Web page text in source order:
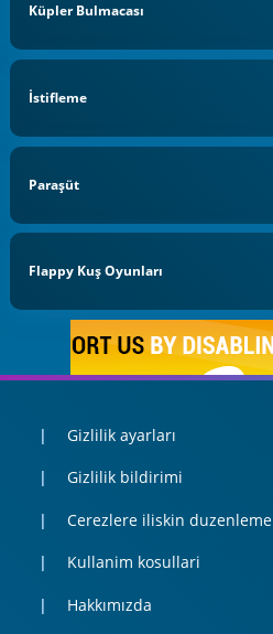
Küpler Bulmacası
İstifleme
Paraşüt
Flappy Kuş Oyunları
Gizlilik ayarları
Gizlilik bildirimi
Cerezlere iliskin duzenleme
Kullanim kosullari
Hakkımızda